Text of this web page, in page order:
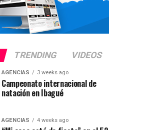
TRENDING VIDEOS
AGENCIAS 3 weeks ago
Campeonato internacional de
natación en Ibagué
AGENCIAS 4 weeks ago